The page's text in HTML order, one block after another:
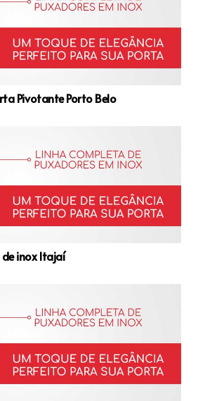
Pivotante Porto Belo
inox Itajaí